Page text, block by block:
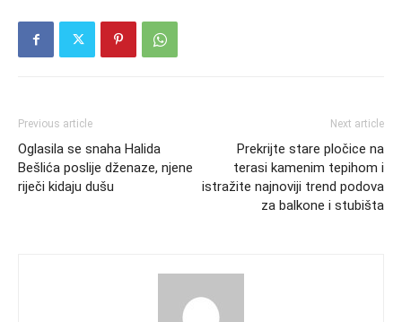
Previous article
Oglasila se snaha Halida
Bešlića poslije dženaze, njene
riječi kidaju dušu
Next article
Prekrijte stare pločice na
terasi kamenim tepihom i
istražite najnoviji trend podova
za balkone i stubišta